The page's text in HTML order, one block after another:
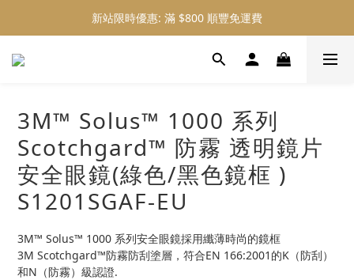
新站限時優惠: 會員購物 4% 回贈
新站限時優惠: 滿 $800 順豐免運費
新站限時優惠: 會員購物 4% 回贈
3M™ Solus™ 1000 系列
Scotchgard™ 防霧 透明鏡片
安全眼鏡(綠色/黑色鏡框 )
S1201SGAF-EU
3M™ Solus™ 1000 系列安全眼鏡採用纖薄時尚的鏡框
3M Scotchgard™防霧防刮塗層，符合EN 166:2001的K（防刮）
和N（防霧）級認證.